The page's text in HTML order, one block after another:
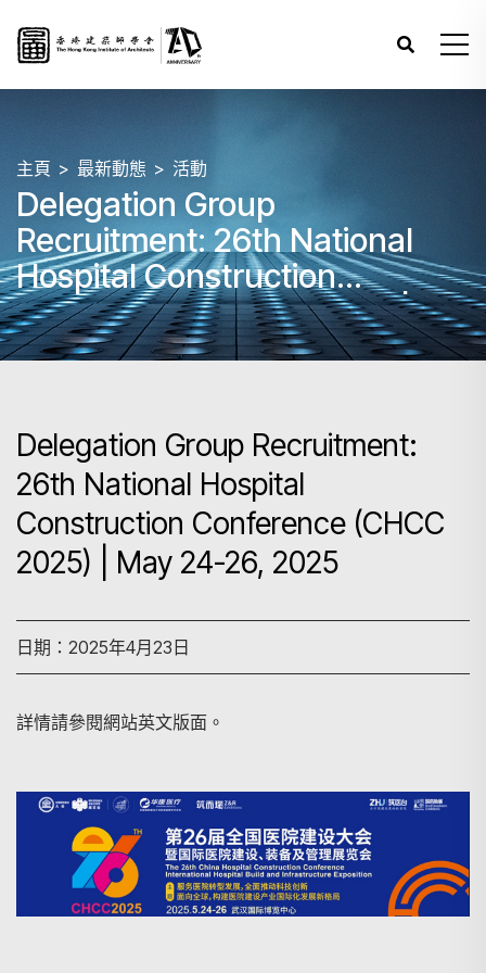
主頁 最新動態 活動
Delegation Group
Recruitment: 26th National
Hospital Construction
Conference (CHCC 2025) |
May 24-26, 2025
Delegation Group Recruitment:
26th National Hospital
Construction Conference (CHCC
2025) | May 24-26, 2025
日期：2025年4月23日
詳情請參閱網站英文版面。